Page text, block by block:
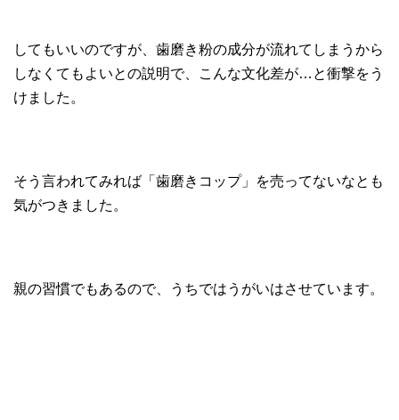
してもいいのですが、歯磨き粉の成分が流れてしまうから
しなくてもよいとの説明で、こんな文化差が…と衝撃をう
けました。
そう言われてみれば「歯磨きコップ」を売ってないなとも
気がつきました。
親の習慣でもあるので、うちではうがいはさせています。